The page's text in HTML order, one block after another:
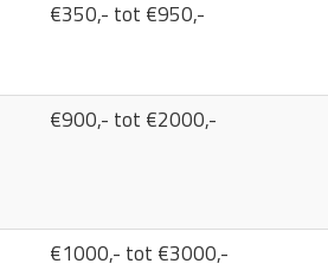
€350,- tot €950,-
€900,- tot €2000,-
€1000,- tot €3000,-